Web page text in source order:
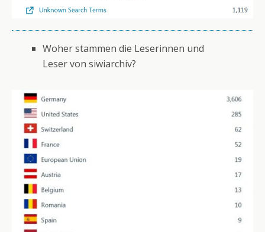
Woher stammen die Leserinnen und
Leser von siwiarchiv?